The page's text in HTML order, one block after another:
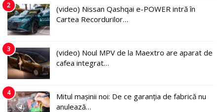
2
(video) Nissan Qashqai e-POWER intră în
Cartea Recordurilor…
3
(video) Noul MPV de la Maextro are aparat de
cafea integrat…
4
Mitul mașinii noi: De ce garanția de fabrică nu
anulează…